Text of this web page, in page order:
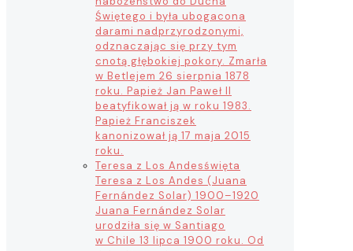
Świętego i była ubogacona
darami nadprzyrodzonymi,
odznaczając się przy tym
cnotą głębokiej pokory. Zmarła
w Betlejem 26 sierpnia 1878
roku. Papież Jan Paweł II
beatyfikował ją w roku 1983.
Papież Franciszek
kanonizował ją 17 maja 2015
roku.
Teresa z Los Andesświęta
Teresa z Los Andes (Juana
Fernández Solar) 1900–1920
Juana Fernández Solar
urodziła się w Santiago
w Chile 13 lipca 1900 roku. Od